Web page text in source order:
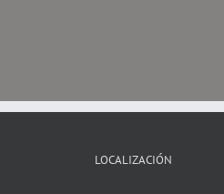
LOCALIZACIÓN